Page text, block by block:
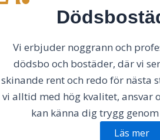
Vi erbjuder noggrann och
dödsbo och bostäder, där vi
skinande rent och redo för nästa
vi alltid med hög kvalitet, ansvar
kan känna dig trygg
Läs mer